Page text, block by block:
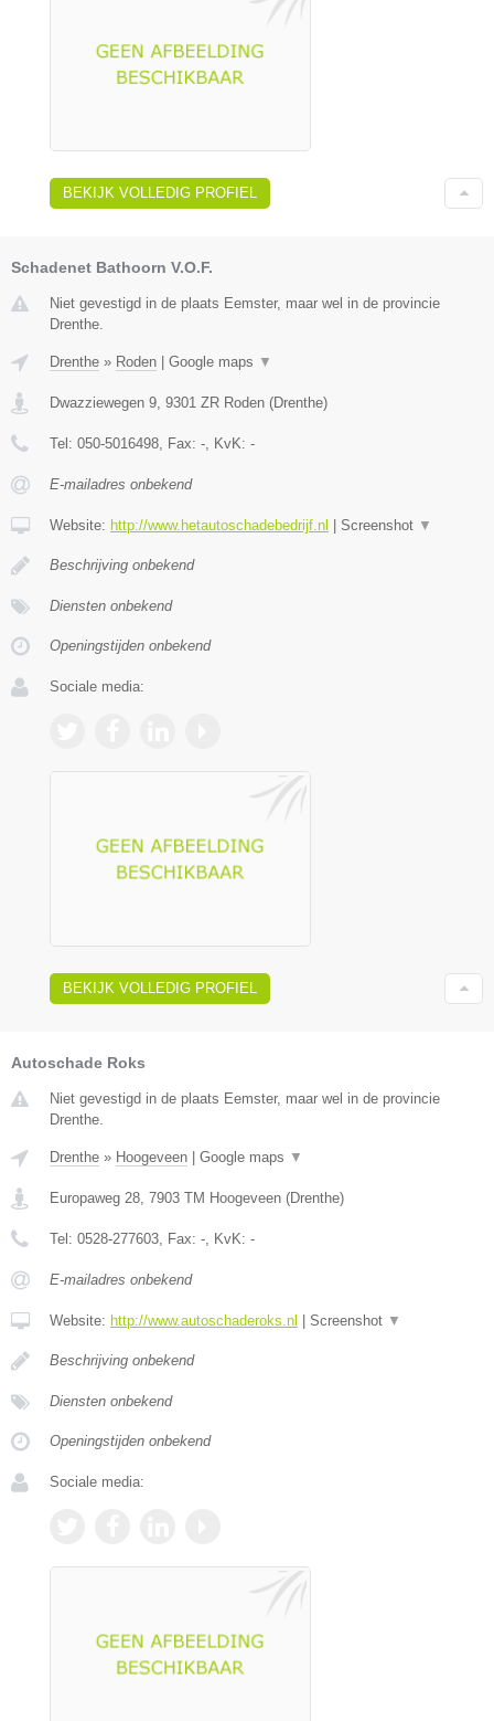
BEKIJK VOLLEDIG PROFIEL
Schadenet Bathoorn V.O.F.
Niet gevestigd in de plaats Eemster, maar wel in de provincie
Drenthe.
Drenthe » Roden Google maps ▼
Dwazziewegen 9, 9301 ZR Roden (Drenthe)
Tel: 050-5016498, Fax: -, KvK: -
E-mailadres onbekend
Website: http://www.hetautoschadebedrijf.nl Screenshot ▼
Beschrijving onbekend
Diensten onbekend
Openingstijden onbekend
Sociale media:
BEKIJK VOLLEDIG PROFIEL
Autoschade Roks
Niet gevestigd in de plaats Eemster, maar wel in de provincie
Drenthe.
Drenthe » Hoogeveen Google maps ▼
Europaweg 28 7903 TM Hoogeveen (Drenthe)
Tel: 0528-277603 , Fax: - , KvK: -
E-mailadres onbekend
Website: http://www.autoschaderoks.nl Screenshot ▼
Beschrijving onbekend
Diensten onbekend
Openingstijden onbekend
Sociale media: